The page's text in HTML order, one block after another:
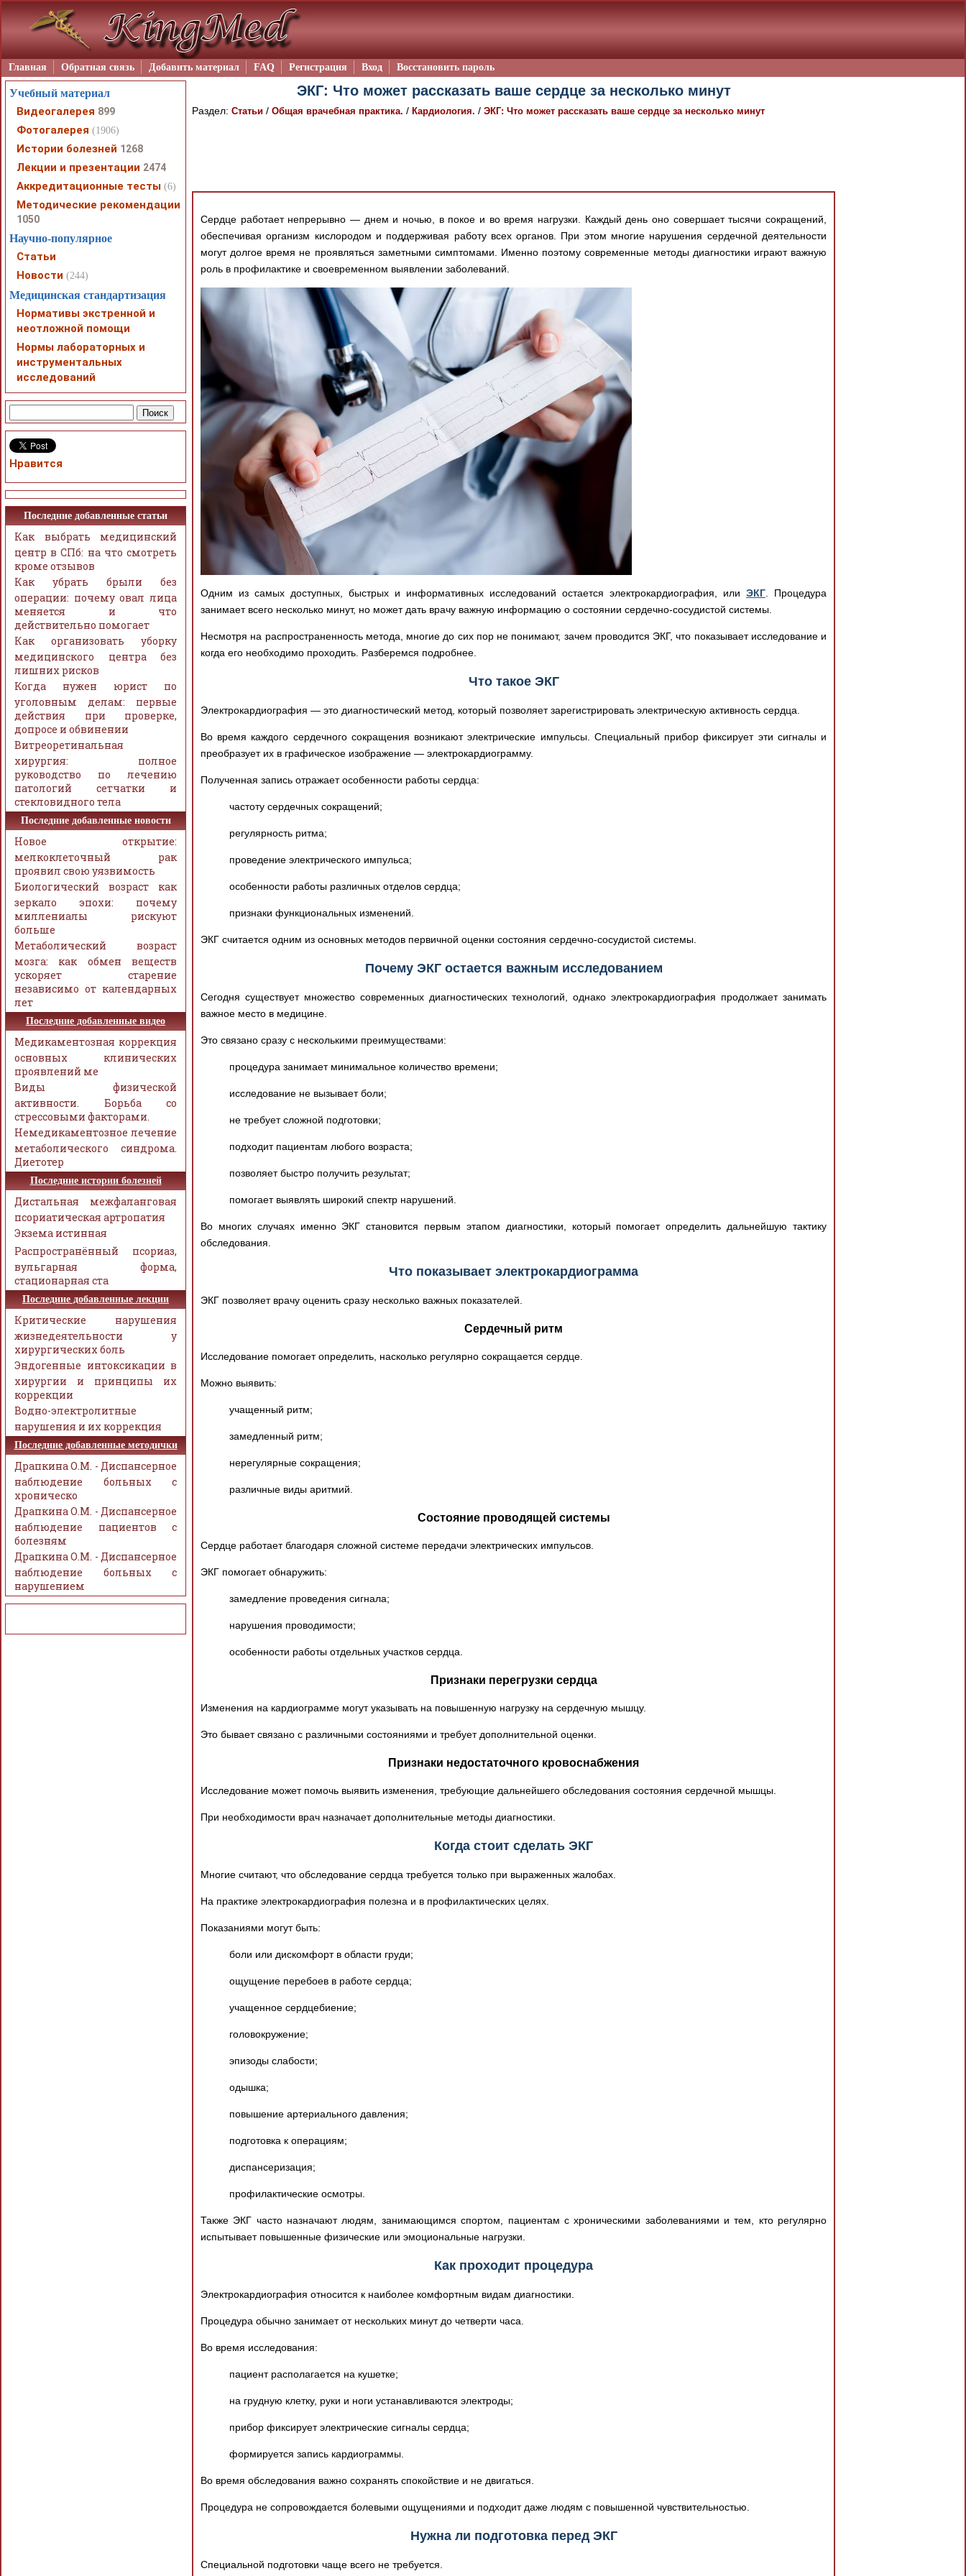
Главная Обратная связь Добавить материал FAQ Регистрация Вход Восстановить пароль
ЭКГ: Что может рассказать ваше сердце за несколько минут
Раздел: Статьи / Общая врачебная практика. / Кардиология. / ЭКГ: Что может рассказать ваше сердце за несколько минут
Сердце работает непрерывно — днем и ночью, в покое и во время нагрузки. Каждый день оно совершает тысячи сокращений,
обеспечивая организм кислородом и поддерживая работу всех органов. При этом многие нарушения сердечной деятельности
могут долгое время не проявляться заметными симптомами. Именно поэтому современные методы диагностики играют важную
роль в профилактике и своевременном выявлении заболеваний.
Одним из самых доступных, быстрых и информативных исследований остается электрокардиография, или ЭКГ . Процедура
занимает всего несколько минут, но может дать врачу важную информацию о состоянии сердечно-сосудистой системы.
Несмотря на распространенность метода, многие до сих пор не понимают, зачем проводится ЭКГ, что показывает исследование и
когда его необходимо проходить. Разберемся подробнее.
Что такое ЭКГ
Электрокардиография — это диагностический метод, который позволяет зарегистрировать электрическую активность сердца.
Во время каждого сердечного сокращения возникают электрические импульсы. Специальный прибор фиксирует эти сигналы и
преобразует их в графическое изображение — электрокардиограмму.
Полученная запись отражает особенности работы сердца:
частоту сердечных сокращений;
регулярность ритма;
проведение электрического импульса;
особенности работы различных отделов сердца;
признаки функциональных изменений.
ЭКГ считается одним из основных методов первичной оценки состояния сердечно-сосудистой системы.
Почему ЭКГ остается важным исследованием
Сегодня существует множество современных диагностических технологий, однако электрокардиография продолжает занимать
важное место в медицине.
Это связано сразу с несколькими преимуществами:
процедура занимает минимальное количество времени;
исследование не вызывает боли;
не требует сложной подготовки;
подходит пациентам любого возраста;
позволяет быстро получить результат;
помогает выявлять широкий спектр нарушений.
Во многих случаях именно ЭКГ становится первым этапом диагностики, который помогает определить дальнейшую тактику
обследования.
Что показывает электрокардиограмма
ЭКГ позволяет врачу оценить сразу несколько важных показателей.
Сердечный ритм
Исследование помогает определить, насколько регулярно сокращается сердце.
Можно выявить:
учащенный ритм;
замедленный ритм;
нерегулярные сокращения;
различные виды аритмий.
Состояние проводящей системы
Сердце работает благодаря сложной системе передачи электрических импульсов.
ЭКГ помогает обнаружить:
замедление проведения сигнала;
нарушения проводимости;
особенности работы отдельных участков сердца.
Признаки перегрузки сердца
Изменения на кардиограмме могут указывать на повышенную нагрузку на сердечную мышцу.
Это бывает связано с различными состояниями и требует дополнительной оценки.
Признаки недостаточного кровоснабжения
Исследование может помочь выявить изменения, требующие дальнейшего обследования состояния сердечной мышцы.
При необходимости врач назначает дополнительные методы диагностики.
Когда стоит сделать ЭКГ
Многие считают, что обследование сердца требуется только при выраженных жалобах.
На практике электрокардиография полезна и в профилактических целях.
Показаниями могут быть:
боли или дискомфорт в области груди;
ощущение перебоев в работе сердца;
учащенное сердцебиение;
головокружение;
эпизоды слабости;
одышка;
повышение артериального давления;
подготовка к операциям;
диспансеризация;
профилактические осмотры.
Также ЭКГ часто назначают людям, занимающимся спортом, пациентам с хроническими заболеваниями и тем, кто регулярно
испытывает повышенные физические или эмоциональные нагрузки.
Как проходит процедура
Электрокардиография относится к наиболее комфортным видам диагностики.
Процедура обычно занимает от нескольких минут до четверти часа.
Во время исследования:
пациент располагается на кушетке;
на грудную клетку, руки и ноги устанавливаются электроды;
прибор фиксирует электрические сигналы сердца;
формируется запись кардиограммы.
Во время обследования важно сохранять спокойствие и не двигаться.
Процедура не сопровождается болевыми ощущениями и подходит даже людям с повышенной чувствительностью.
Нужна ли подготовка перед ЭКГ
Специальной подготовки чаще всего не требуется.
Учебный материал
Видеогалерея 899
Фотогалерея (1906)
Истории болезней 1268
Лекции и презентации 2474
Аккредитационные тесты (6)
Методические рекомендации
1050
Научно-популярное
Статьи
Новости (244)
Медицинская стандартизация
Нормативы экстренной и
неотложной помощи
Нормы лабораторных и
инструментальных
исследований
Нравится
Последние добавленные статьи
Как выбрать медицинский
центр в СПб: на что смотреть
кроме отзывов
Как убрать брыли без
операции: почему овал лица
меняется и что
действительно помогает
Как организовать уборку
медицинского центра без
лишних рисков
Когда нужен юрист по
уголовным делам: первые
действия при проверке,
допросе и обвинении
Витреоретинальная
хирургия: полное
руководство по лечению
патологий сетчатки и
стекловидного тела
Последние добавленные новости
Новое открытие:
мелкоклеточный рак
проявил свою уязвимость
Биологический возраст как
зеркало эпохи: почему
миллениалы рискуют
больше
Метаболический возраст
мозга: как обмен веществ
ускоряет старение
независимо от календарных
лет
Последние добавленные видео
Медикаментозная коррекция
основных клинических
проявлений ме
Виды физической
активности. Борьба со
стрессовыми факторами.
Немедикаментозное лечение
метаболического синдрома.
Диетотер
Последние истории болезней
Дистальная межфаланговая
псориатическая артропатия
Экзема истинная
Распространённый псориаз,
вульгарная форма,
стационарная ста
Последние добавленные лекции
Критические нарушения
жизнедеятельности у
хирургических боль
Эндогенные интоксикации в
хирургии и принципы их
коррекции
Водно-электролитные
нарушения и их коррекция
Последние добавленные методички
Драпкина О.М. - Диспансерное
наблюдение больных с
хроническо
Драпкина О.М. - Диспансерное
наблюдение пациентов с
болезням
Драпкина О.М. - Диспансерное
наблюдение больных с
нарушением